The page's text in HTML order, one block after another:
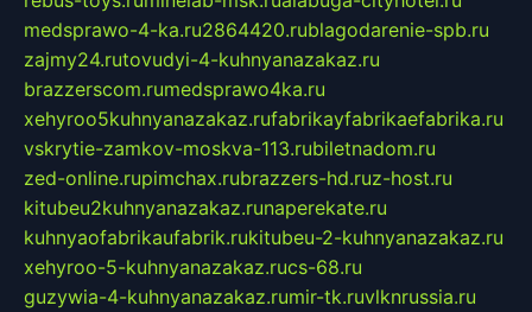
medsprawo-4-ka.ru2864420.rublagodarenie-spb.ru
zajmy24.rutovudyi-4-kuhnyanazakaz.ru
brazzerscom.rumedsprawo4ka.ru
xehyroo5kuhnyanazakaz.rufabrikayfabrikaefabrika.ru
vskrytie-zamkov-moskva-113.rubiletnadom.ru
zed-online.rupimchax.rubrazzers-hd.ruz-host.ru
kitubeu2kuhnyanazakaz.runaperekate.ru
kuhnyaofabrikaufabrik.rukitubeu-2-kuhnyanazakaz.ru
xehyroo-5-kuhnyanazakaz.rucs-68.ru
guzywia-4-kuhnyanazakaz.rumir-tk.ruvlknrussia.ru